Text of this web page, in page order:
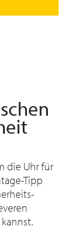
die Uhr für
Tipp
kannst.